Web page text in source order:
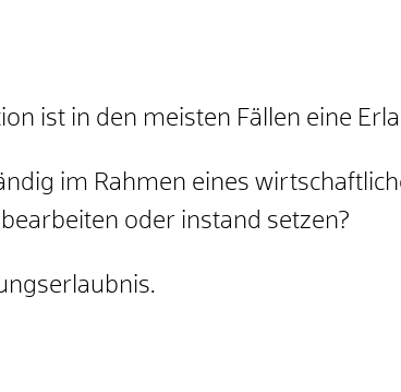
ist in den meisten Fällen eine
im Rahmen eines
oder instand setzen?